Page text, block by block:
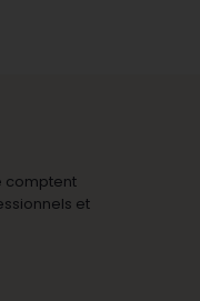
comptent
et